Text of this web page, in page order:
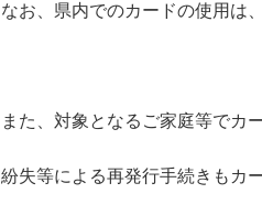
なお、県内でのカードの使用は
また、対象となるご家庭等でカ
紛失等による再発行手続きもカ